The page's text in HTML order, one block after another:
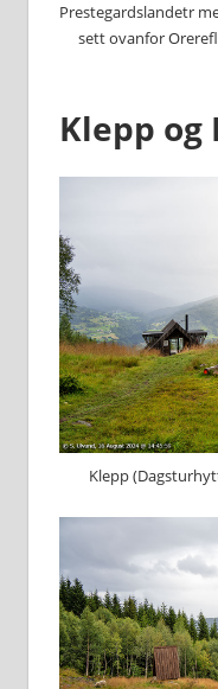
Prestegardslandetr
sett ovanfor
Klepp
Klepp